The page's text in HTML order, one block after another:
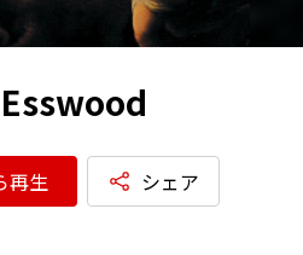
再生 シェア